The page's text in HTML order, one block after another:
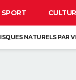
SPORT
NATURELS PAR